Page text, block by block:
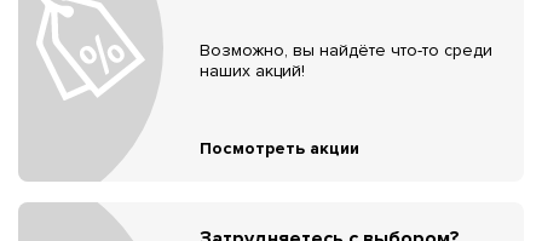
Возможно, вы найдёте что-то среди
наших акций!
Посмотреть акции